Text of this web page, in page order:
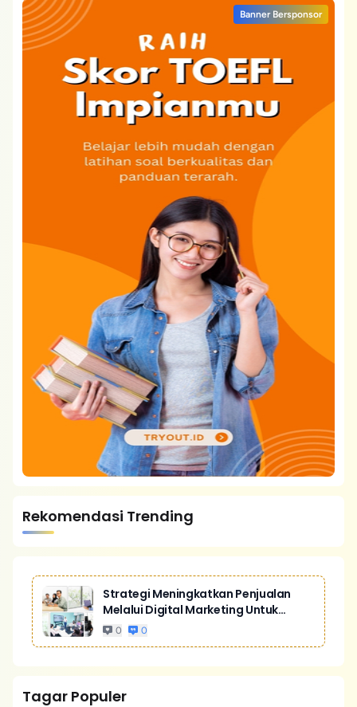
Banner Bersponsor
Rekomendasi Trending
Strategi Meningkatkan Penjualan
Melalui Digital Marketing Untuk
Bisnis Yang Lebih Kompetitif
0 0
Tagar Populer